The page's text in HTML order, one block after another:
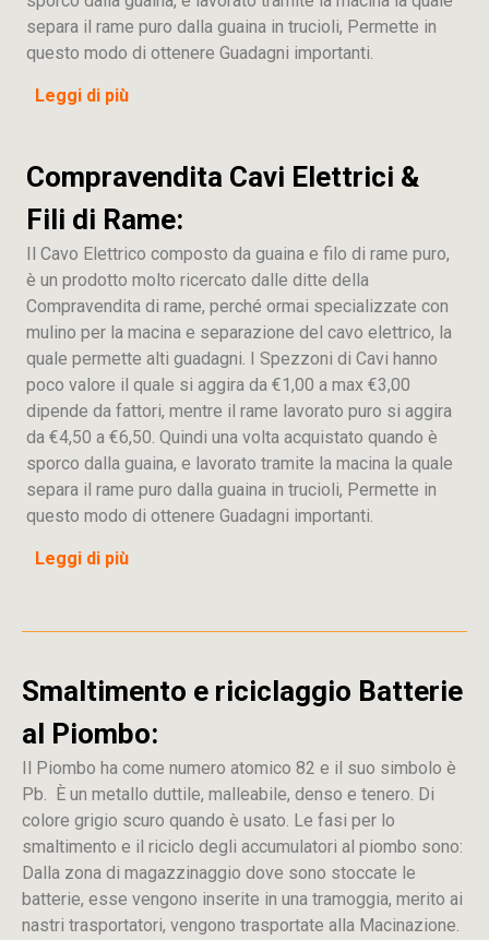
separa il rame puro dalla guaina in trucioli, Permette in
questo modo di ottenere Guadagni importanti.
Leggi di più
Compravendita Cavi Elettrici &
Fili di Rame:
Il Cavo Elettrico composto da guaina e filo di rame puro,
è un prodotto molto ricercato dalle ditte della
Compravendita di rame, perché ormai specializzate con
mulino per la macina e separazione del cavo elettrico, la
quale permette alti guadagni. I Spezzoni di Cavi hanno
poco valore il quale si aggira da €1,00 a max €3,00
dipende da fattori, mentre il rame lavorato puro si aggira
da €4,50 a €6,50. Quindi una volta acquistato quando è
sporco dalla guaina, e lavorato tramite la macina la quale
separa il rame puro dalla guaina in trucioli, Permette in
questo modo di ottenere Guadagni importanti.
Leggi di più
Smaltimento e riciclaggio Batterie
al Piombo:
Il Piombo ha come numero atomico 82 e il suo simbolo è
Pb. È un metallo duttile, malleabile, denso e tenero. Di
colore grigio scuro quando è usato. Le fasi per lo
smaltimento e il riciclo degli accumulatori al piombo sono:
Dalla zona di magazzinaggio dove sono stoccate le
batterie, esse vengono inserite in una tramoggia, merito ai
nastri trasportatori, vengono trasportate alla Macinazione.